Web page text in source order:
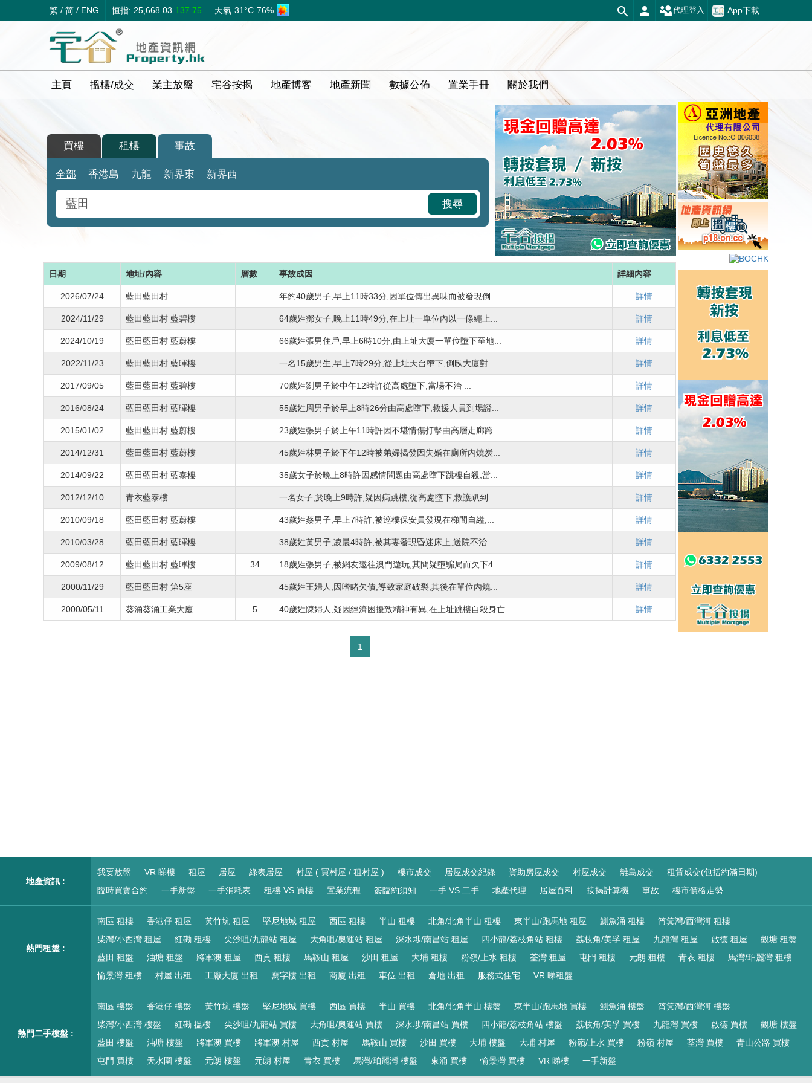
繁 / 简 / ENG 恒指: 25,668.03 137.75 天氣 31°C 76% App下載
代理登入
主頁 搵樓/成交 業主放盤 宅谷按揭 地產博客 地產新聞 數據公佈 置業手冊 關於我們
買樓 租樓 事故
全部 香港島 九龍 新界東 新界西
搜尋
日期 地址/內容 層數 事故成因 詳細內容
2026/07/24 藍田藍田村 年約40歲男子,早上11時33分,因單位傳出異味而被發現倒... 詳情
2024/11/29 藍田藍田村 藍碧樓 64歲姓鄧女子,晚上11時49分,在上址一單位內以一條繩上... 詳情
2024/10/19 藍田藍田村 藍蔚樓 66歲姓張男住戶,早上6時10分,由上址大廈一單位墮下至地... 詳情
2022/11/23 藍田藍田村 藍暉樓 一名15歲男生,早上7時29分,從上址天台墮下,倒臥大廈對... 詳情
2017/09/05 藍田藍田村 藍碧樓 70歲姓劉男子於中午12時許從高處墮下,當場不治 ... 詳情
2016/08/24 藍田藍田村 藍暉樓 55歲姓周男子於早上8時26分由高處墮下,救援人員到場證... 詳情
2015/01/02 藍田藍田村 藍蔚樓 23歲姓張男子於上午11時許因不堪情傷打擊由高層走廊跨... 詳情
2014/12/31 藍田藍田村 藍蔚樓 45歲姓林男子於下午12時被弟婦揭發因失婚在廁所內燒炭... 詳情
2014/09/22 藍田藍田村 藍泰樓 35歲女子於晚上8時許因感情問題由高處墮下跳樓自殺,當... 詳情
2012/12/10 青衣藍泰樓 一名女子,於晚上9時許,疑因病跳樓,從高處墮下,救護趴到... 詳情
2010/09/18 藍田藍田村 藍蔚樓 43歲姓蔡男子,早上7時許,被巡樓保安員發現在梯間自縊,... 詳情
2010/03/28 藍田藍田村 藍暉樓 38歲姓黃男子,凌晨4時許,被其妻發現昏迷床上,送院不治 詳情
2009/08/12 藍田藍田村 藍暉樓 34 18歲姓張男子,被網友邀往澳門遊玩,其間疑墮騙局而欠下4... 詳情
2000/11/29 藍田藍田村 第5座 45歲姓王婦人,因嗜睹欠債,導致家庭破裂,其後在單位內燒... 詳情
2000/05/11 葵涌葵涌工業大廈 5 40歲姓陳婦人,疑因經濟困擾致精神有異,在上址跳樓自殺身亡 詳情
1
地產資訊 :
我要放盤 VR 睇樓 租屋 居屋 綠表居屋 村屋 ( 買村屋 / 租村屋 ) 樓市成交 居屋成交紀錄 資助房屋成交 村屋成交 離島成交
租賃成交(包括約滿日期)
臨時買賣合約
一手新盤 一手消耗表 租樓 VS 買樓 置業流程 簽臨約須知 一手 VS 二手 地產代理 居屋百科 按揭計算機 事故 樓市價格走勢
熱門租盤 :
南區 租樓 香港仔 租屋 黃竹坑 租屋 堅尼地城 租屋 西區 租樓 半山 租樓 北角/北角半山 租樓 東半山/跑馬地 租屋 鰂魚涌 租樓
筲箕灣/西灣河 租樓
柴灣/小西灣 租屋
紅磡 租樓 尖沙咀/九龍站 租屋 大角咀/奧運站 租屋 深水埗/南昌站 租屋 四小龍/荔枝角站 租樓 荔枝角/美孚 租屋 九龍灣 租屋 啟德 租屋
觀塘 租盤
藍田 租盤
油塘 租盤 將軍澳 租屋 西貢 租樓 馬鞍山 租屋 沙田 租屋 大埔 租樓 粉嶺/上水 租樓 荃灣 租屋 屯門 租樓 元朗 租樓 青衣 租樓
馬灣/珀麗灣 租樓
愉景灣 租樓
村屋 出租 工廠大廈 出租 寫字樓 出租 商廈 出租 車位 出租 倉地 出租 服務式住宅 VR 睇租盤
熱門二手樓盤 :
南區 樓盤 香港仔 樓盤 黃竹坑 樓盤 堅尼地城 買樓 西區 買樓 半山 買樓 北角/北角半山 樓盤 東半山/跑馬地 買樓 鰂魚涌 樓盤
筲箕灣/西灣河 樓盤
柴灣/小西灣 樓盤
紅磡 搵樓 尖沙咀/九龍站 買樓 大角咀/奧運站 買樓 深水埗/南昌站 買樓 四小龍/荔枝角站 樓盤 荔枝角/美孚 買樓 九龍灣 買樓 啟德 買樓
觀塘 樓盤
藍田 樓盤
油塘 樓盤 將軍澳 買樓 將軍澳 村屋 西貢 村屋 馬鞍山 買樓 沙田 買樓 大埔 樓盤 大埔 村屋 粉嶺/上水 買樓 粉嶺 村屋 荃灣 買樓
青山公路 買樓
屯門 買樓
天水圍 樓盤 元朗 樓盤 元朗 村屋 青衣 買樓 馬灣/珀麗灣 樓盤 東涌 買樓 愉景灣 買樓 VR 睇樓 一手新盤